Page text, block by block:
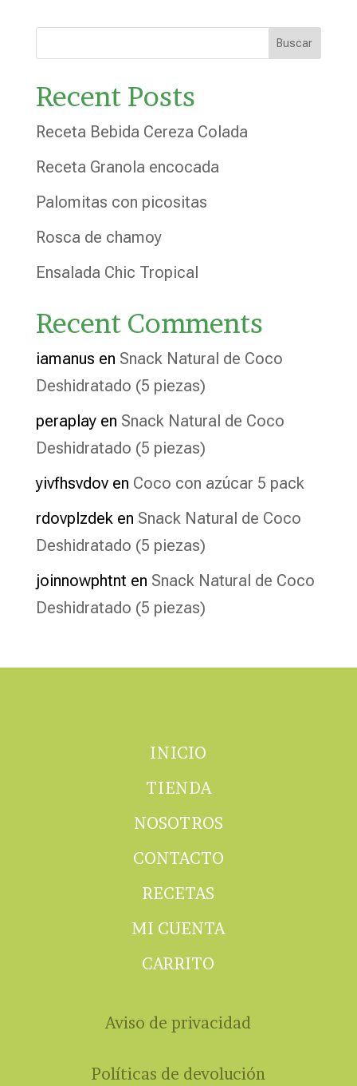
Buscar
Recent Posts
Receta Bebida Cereza Colada
Receta Granola encocada
Palomitas con picositas
Rosca de chamoy
Ensalada Chic Tropical
Recent Comments
iamanus en Snack Natural de Coco
Deshidratado (5 piezas)
peraplayen Snack Natural de Coco
Deshidratado (5 piezas)
yivfhsvdoven Coco con azúcar 5 pack
rdovplzdek en Snack Natural de Coco
Deshidratado (5 piezas)
joinnowphtnt en Snack Natural de Coco
Deshidratado (5 piezas)
INICIO
TIENDA
NOSOTROS
CONTACTO
RECETAS
MI CUENTA
CARRITO
Aviso de privacidad
Políticas de devolución